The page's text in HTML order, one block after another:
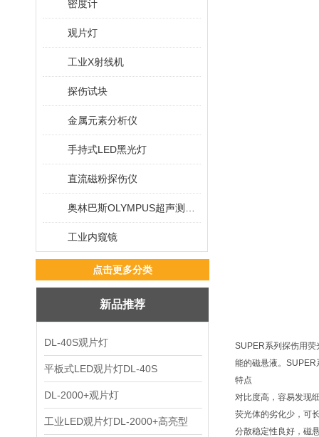
密度计
观片灯
工业X射线机
探伤试块
金属元素分析仪
手持式LED黑光灯
直流磁粉探伤仪
工业内窥镜
点击更多分类
新品推荐
DL-40S观片灯
平板式LED观片灯DL-40S
DL-2000+观片灯
工业LED观片灯DL-2000+高亮型
SUPER系列探伤用
能的磁悬液。
特点
对比度高，容易发现
荧光体的劣化少，可
分散稳定性良好，磁